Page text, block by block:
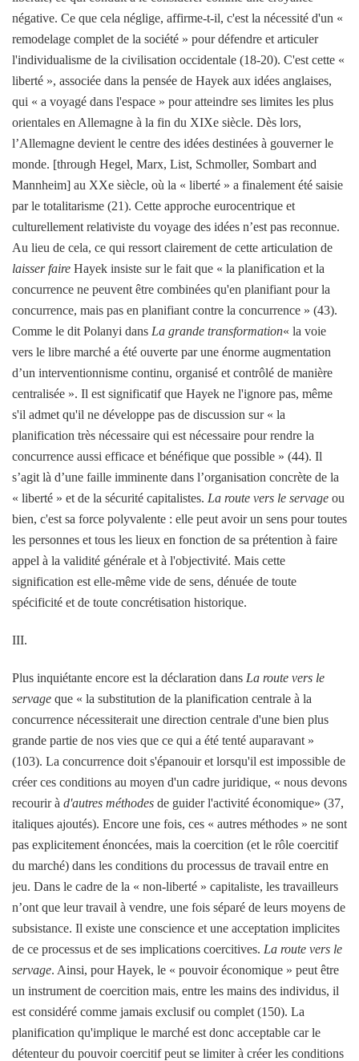
négative. Ce que cela néglige, affirme-t-il, c'est la nécessité d'un «
remodelage complet de la société » pour défendre et articuler
l'individualisme de la civilisation occidentale (18-20). C'est cette «
liberté », associée dans la pensée de Hayek aux idées anglaises,
qui « a voyagé dans l'espace » pour atteindre ses limites les plus
orientales en Allemagne à la fin du XIXe siècle. Dès lors,
l’Allemagne devient le centre des idées destinées à gouverner le
monde. [through Hegel, Marx, List, Schmoller, Sombart and
Mannheim] au XXe siècle, où la « liberté » a finalement été saisie
par le totalitarisme (21). Cette approche eurocentrique et
culturellement relativiste du voyage des idées n’est pas reconnue.
Au lieu de cela, ce qui ressort clairement de cette articulation de
laisser faire Hayek insiste sur le fait que « la planification et la
concurrence ne peuvent être combinées qu'en planifiant pour la
concurrence, mais pas en planifiant contre la concurrence » (43).
Comme le dit Polanyi dans La grande transformation« la voie
vers le libre marché a été ouverte par une énorme augmentation
d’un interventionnisme continu, organisé et contrôlé de manière
centralisée ». Il est significatif que Hayek ne l'ignore pas, même
s'il admet qu'il ne développe pas de discussion sur « la
planification très nécessaire qui est nécessaire pour rendre la
concurrence aussi efficace et bénéfique que possible » (44). Il
s’agit là d’une faille imminente dans l’organisation concrète de la
« liberté » et de la sécurité capitalistes. La route vers le servage ou
bien, c'est sa force polyvalente : elle peut avoir un sens pour toutes
les personnes et tous les lieux en fonction de sa prétention à faire
appel à la validité générale et à l'objectivité. Mais cette
signification est elle-même vide de sens, dénuée de toute
spécificité et de toute concrétisation historique.
III.
Plus inquiétante encore est la déclaration dans La route vers le
servage que « la substitution de la planification centrale à la
concurrence nécessiterait une direction centrale d'une bien plus
grande partie de nos vies que ce qui a été tenté auparavant »
(103). La concurrence doit s'épanouir et lorsqu'il est impossible de
créer ces conditions au moyen d'un cadre juridique, « nous devons
recourir à d'autres méthodes de guider l'activité économique» (37,
italiques ajoutés). Encore une fois, ces « autres méthodes » ne sont
pas explicitement énoncées, mais la coercition (et le rôle coercitif
du marché) dans les conditions du processus de travail entre en
jeu. Dans le cadre de la « non-liberté » capitaliste, les travailleurs
n’ont que leur travail à vendre, une fois séparé de leurs moyens de
subsistance. Il existe une conscience et une acceptation implicites
de ce processus et de ses implications coercitives. La route vers le
servage. Ainsi, pour Hayek, le « pouvoir économique » peut être
un instrument de coercition mais, entre les mains des individus, il
est considéré comme jamais exclusif ou complet (150). La
planification qu'implique le marché est donc acceptable car le
détenteur du pouvoir coercitif peut se limiter à créer les conditions